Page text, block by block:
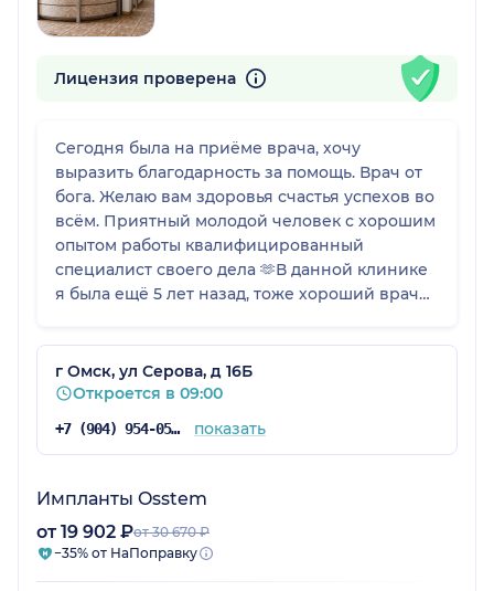
Лицензия проверена
Сегодня была на приёме врача, хочу
выразить благодарность за помощь. Врач от
бога. Желаю вам здоровья счастья успехов во
всём. Приятный молодой человек с хорошим
опытом работы квалифицированный
специалист своего дела 🫶В данной клинике
я была ещё 5 лет назад, тоже хороший врач
клиника отличная персонал вежливый
рекомендую. Спасибо вам Дорогой человек.
г Омск, ул Серова, д 16Б
Откроется в 09:00
+7 (904) 954-05-49 показать
Импланты Osstem
от 19 902 ₽от 30 670 ₽
−35% от НаПоправку